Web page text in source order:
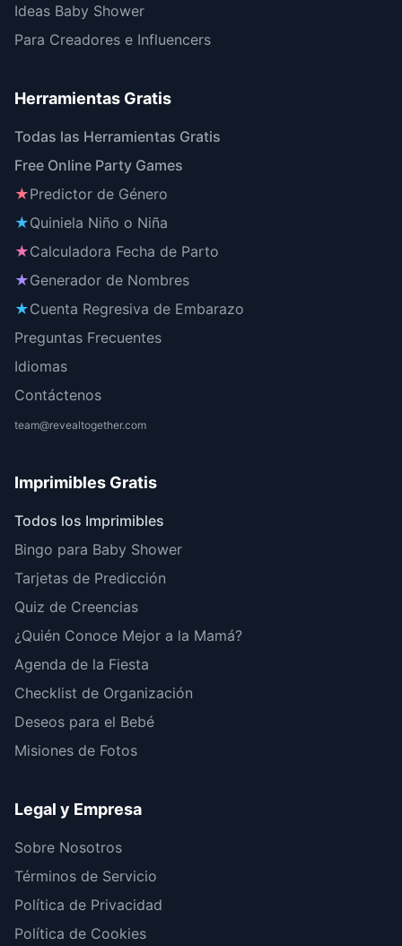
Ideas Baby Shower
Para Creadores e Influencers
Herramientas Gratis
Todas las Herramientas Gratis
Free Online Party Games
★Predictor de Género
★Quiniela Niño o Niña
★Calculadora Fecha de Parto
★Generador de Nombres
★Cuenta Regresiva de Embarazo
Preguntas Frecuentes
Idiomas
Contáctenos
team@revealtogether.com
Imprimibles Gratis
Todos los Imprimibles
Bingo para Baby Shower
Tarjetas de Predicción
Quiz de Creencias
¿Quién Conoce Mejor a la Mamá?
Agenda de la Fiesta
Checklist de Organización
Deseos para el Bebé
Misiones de Fotos
Legal y Empresa
Sobre Nosotros
Términos de Servicio
Política de Privacidad
Política de Cookies